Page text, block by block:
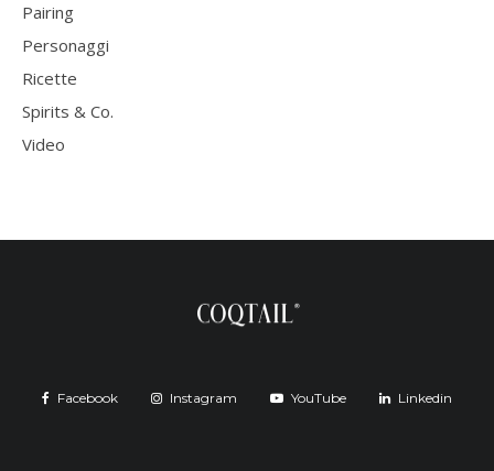
Pairing
Personaggi
Ricette
Spirits & Co.
Video
Facebook Instagram YouTube Linkedin